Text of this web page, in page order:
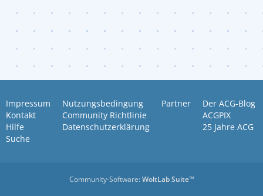
Impressum
Kontakt
Hilfe
Suche
Nutzungsbedingung
Community Richtlinie
Datenschutzerklärung
Partner
Der ACG-Blog
ACGPIX
25 Jahre ACG
Community-Software:WoltLab Suite™